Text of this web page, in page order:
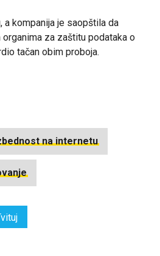
a kompanija je saopštila da
za zaštitu podataka o
tačan obim proboja.
na internetu